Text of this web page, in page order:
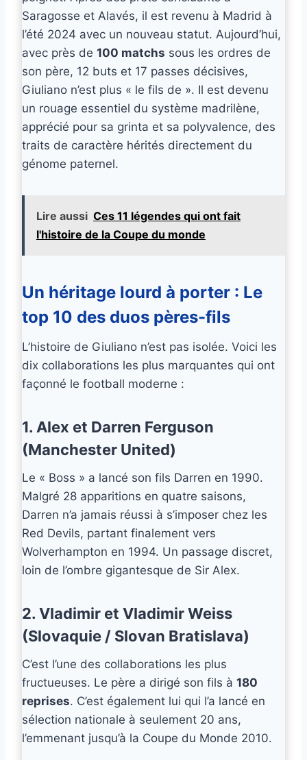
Saragosse et Alavés, il est revenu à Madrid à
l’été 2024 avec un nouveau statut. Aujourd’hui,
avec près de 100 matchs sous les ordres de
son père, 12 buts et 17 passes décisives,
Giuliano n’est plus « le fils de ». Il est devenu
un rouage essentiel du système madrilène,
apprécié pour sa grinta et sa polyvalence, des
traits de caractère hérités directement du
génome paternel.
Lire aussi Ces 11 légendes qui ont fait
l'histoire de la Coupe du monde
Un héritage lourd à porter : Le
top 10 des duos pères-fils
L’histoire de Giuliano n’est pas isolée. Voici les
dix collaborations les plus marquantes qui ont
façonné le football moderne :
1. Alex et Darren Ferguson
(Manchester United)
Le « Boss » a lancé son fils Darren en 1990.
Malgré 28 apparitions en quatre saisons,
Darren n’a jamais réussi à s’imposer chez les
Red Devils, partant finalement vers
Wolverhampton en 1994. Un passage discret,
loin de l’ombre gigantesque de Sir Alex.
2. Vladimir et Vladimir Weiss
(Slovaquie / Slovan Bratislava)
C’est l’une des collaborations les plus
fructueuses. Le père a dirigé son fils à 180
reprises. C’est également lui qui l’a lancé en
sélection nationale à seulement 20 ans,
l’emmenant jusqu’à la Coupe du Monde 2010.